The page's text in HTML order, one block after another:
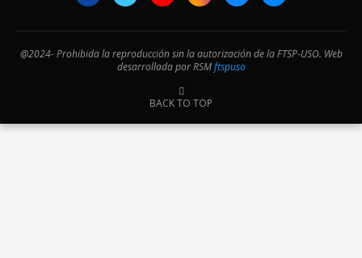
@2024- Prohibida la reproducción sin la autorización de la FTSP-USO. Web
desarrollada por RSMftspuso
BACK TO TOP